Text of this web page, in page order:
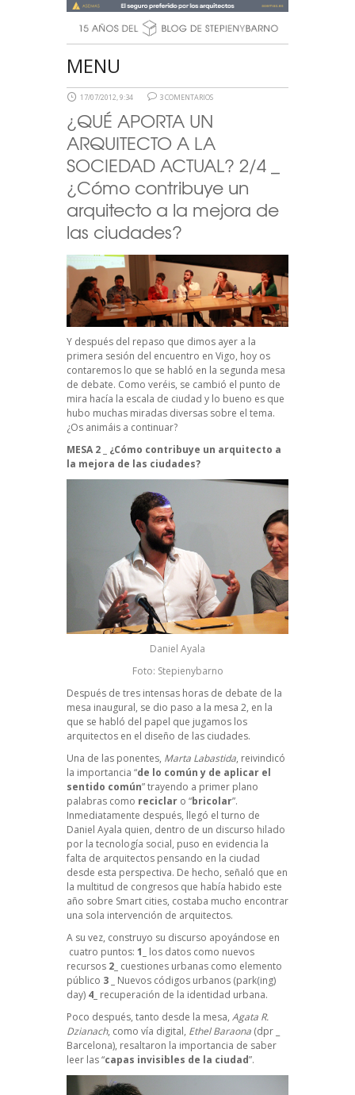
MENU
17/07/2012, 9:34 3 COMENTARIOS
¿QUÉ APORTA UN
ARQUITECTO A LA
SOCIEDAD ACTUAL? 2/4 _
¿Cómo contribuye un
arquitecto a la mejora de
las ciudades?
Y después del repaso que dimos ayer a la
primera sesión del encuentro en Vigo, hoy os
contaremos lo que se habló en la segunda mesa
de debate. Como veréis, se cambió el punto de
mira hacía la escala de ciudad y lo bueno es que
hubo muchas miradas diversas sobre el tema.
¿Os animáis a continuar?
MESA 2 _ ¿Cómo contribuye un arquitecto a
la mejora de las ciudades?
Daniel Ayala
Foto: Stepienybarno
Después de tres intensas horas de debate de la
mesa inaugural, se dio paso a la mesa 2, en la
que se habló del papel que jugamos los
arquitectos en el diseño de las ciudades.
Una de las ponentes, Marta Labastida, reivindicó
la importancia “de lo común y de aplicar el
sentido común” trayendo a primer plano
palabras como reciclar o “bricolar”.
Inmediatamente después, llegó el turno de
Daniel Ayala quien, dentro de un discurso hilado
por la tecnología social, puso en evidencia la
falta de arquitectos pensando en la ciudad
desde esta perspectiva. De hecho, señaló que en
la multitud de congresos que había habido este
año sobre Smart cities, costaba mucho encontrar
una sola intervención de arquitectos.
A su vez, construyo su discurso apoyándose en
cuatro puntos: 1_
los datos como nuevos
recursos 2_ cuestiones urbanas como elemento
público 3 _ Nuevos códigos urbanos (park(ing)
day) 4_ recuperación de la identidad urbana.
Poco después, tanto desde la mesa, Agata R.
Dzianach, como vía digital, Ethel Baraona (dpr _
Barcelona), resaltaron la importancia de saber
leer las “capas invisibles de la ciudad”.